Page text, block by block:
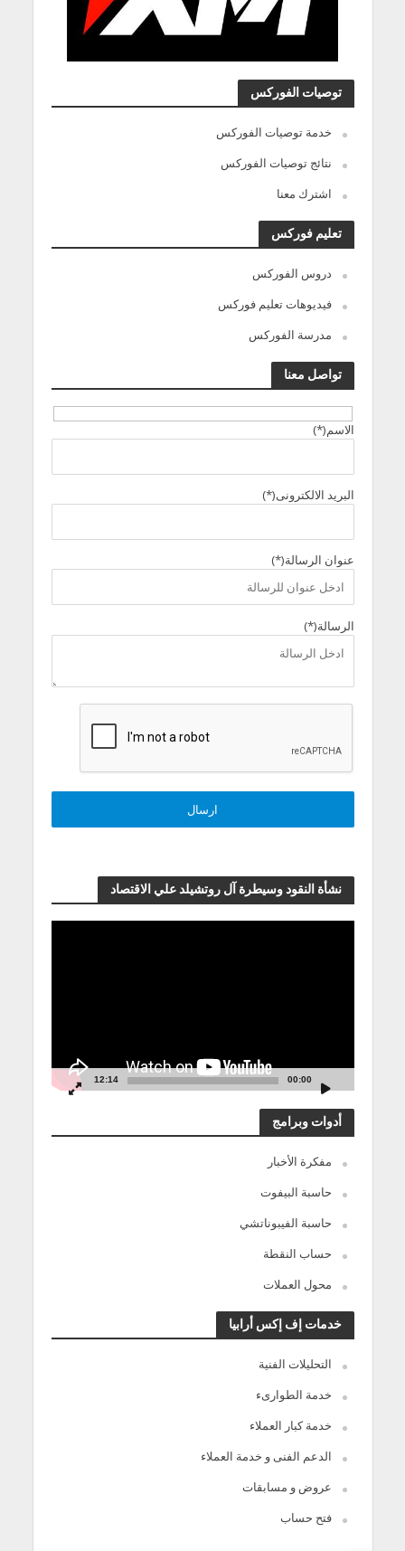
توصيات الفوركس
خدمة توصيات الفوركس
نتائج توصيات الفوركس
اشترك معنا
تعليم فوركس
دروس الفوركس
فيديوهات تعليم فوركس
مدرسة الفوركس
تواصل معنا
الاسم(*)
البريد الالكترونى(*)
عنوان الرسالة(*)
الرسالة(*)
نشأة النقود وسيطرة آل روتشيلد علي الاقتصاد
00:00
12:14
أدوات وبرامج
مفكرة الأخبار
حاسبة البيفوت
حاسبة الفيبوناتشي
حساب النقطة
محول العملات
خدمات إف إكس أرابيا
التحليلات الفنية
خدمة الطوارىء
خدمة كبار العملاء
الدعم الفنى و خدمة العملاء
عروض و مسابقات
فتح حساب